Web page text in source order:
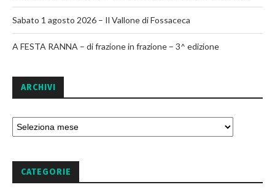
Sabato 1 agosto 2026 – Il Vallone di Fossaceca
A FESTA RANNA – di frazione in frazione – 3^ edizione
ARCHIVI
CATEGORIE